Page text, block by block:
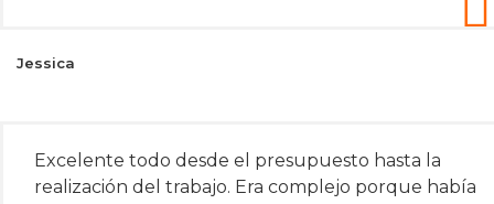
Jessica
Excelente todo desde el presupuesto hasta la
realización del trabajo. Era complejo porque había